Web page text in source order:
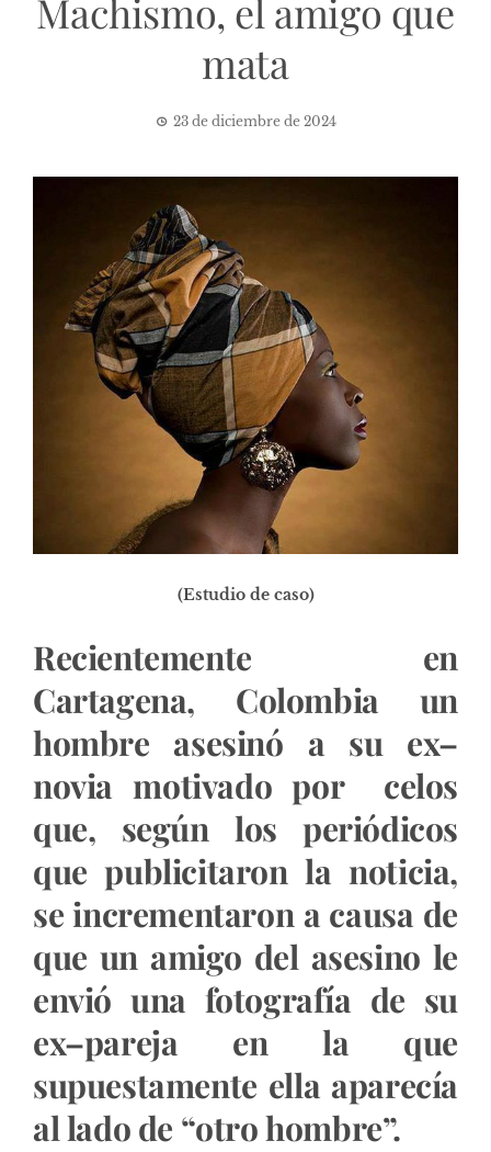
Machismo, el amigo que
mata
23 de diciembre de 2024
(Estudio de caso)
Recientemente en
Cartagena, Colombia un
hombre asesinó a su ex–
novia motivado por celos
que, según los periódicos
que publicitaron la noticia,
se incrementaron a causa de
que un amigo del asesino le
envió una fotografía de su
ex–pareja en la que
supuestamente ella aparecía
al lado de “otro hombre”.